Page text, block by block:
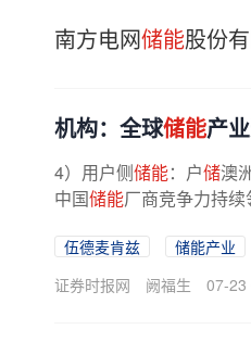
南方电网储能股份
机构：全球储能产
4）用户侧储能：户储澳
中国储能厂商竞争力持
伍德麦肯兹 储能产业
证券时报网
阙福生 07-23